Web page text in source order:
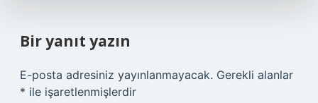
Bir yanıt yazın
E-posta adresiniz yayınlanmayacak. Gerekli alanlar
* ile işaretlenmişlerdir